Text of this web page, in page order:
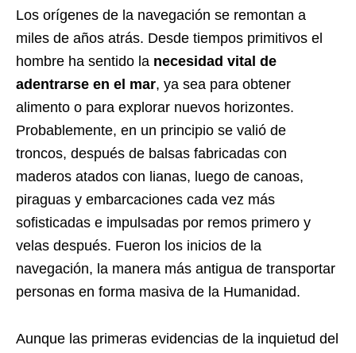
Los orígenes de la navegación se remontan a
miles de años atrás. Desde tiempos primitivos el
hombre ha sentido la necesidad vital de
adentrarse en el mar, ya sea para obtener
alimento o para explorar nuevos horizontes.
Probablemente, en un principio se valió de
troncos, después de balsas fabricadas con
maderos atados con lianas, luego de canoas,
piraguas y embarcaciones cada vez más
sofisticadas e impulsadas por remos primero y
velas después. Fueron los inicios de la
navegación, la manera más antigua de transportar
personas en forma masiva de la Humanidad.
Aunque las primeras evidencias de la inquietud del